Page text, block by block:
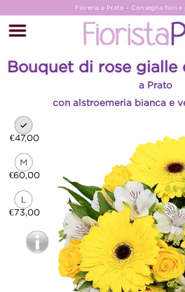
Fioreria a Prato - Consegna fiori e
Bouquet di rose gialle
a Prato
con alstroemeria bianca e
€47,00
€60,00
€73,00